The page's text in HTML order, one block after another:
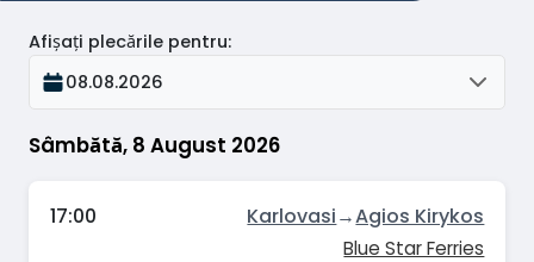
Sâmbătă, 8 August 2026
Afișați plecările pentru:
08.08.2026
17:00 Karlovasi→Agios Kirykos
Blue Star Ferries